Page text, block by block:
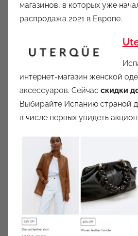
магазинов, в которых уже
распродажа 2021 в Европе.
интернет-магазин женской
аксессуаров. Сейчас скидки
Выбирайте Испанию страной
в числе первых увидеть